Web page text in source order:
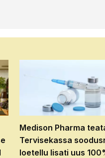
Medison Pharma
Tervisekassa
loetellu lisati uus